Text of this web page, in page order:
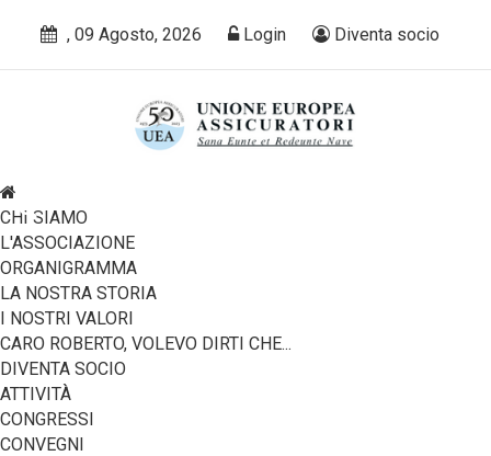
, 09 Agosto, 2026 Login Diventa socio
CHI SIAMO
L'ASSOCIAZIONE
ORGANIGRAMMA
LA NOSTRA STORIA
I NOSTRI VALORI
CARO ROBERTO, VOLEVO DIRTI CHE...
DIVENTA SOCIO
ATTIVITÀ
CONGRESSI
CONVEGNI